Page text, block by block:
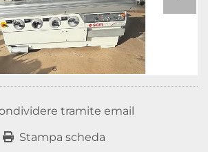
tramite email
Stampa scheda